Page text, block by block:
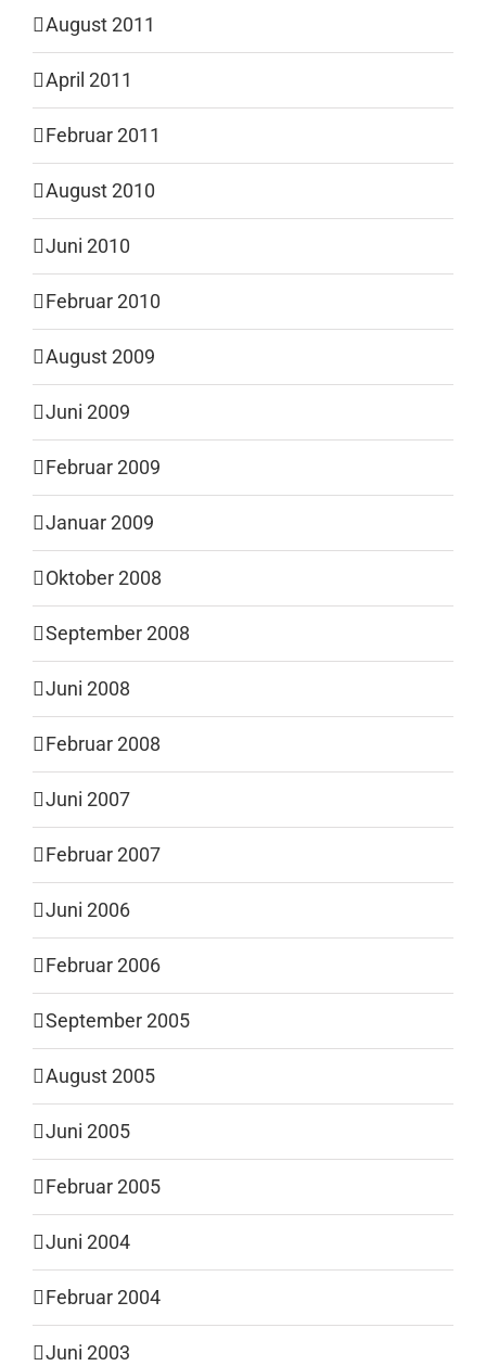
August 2011
April 2011
Februar 2011
August 2010
Juni 2010
Februar 2010
August 2009
Juni 2009
Februar 2009
Januar 2009
Oktober 2008
September 2008
Juni 2008
Februar 2008
Juni 2007
Februar 2007
Juni 2006
Februar 2006
September 2005
August 2005
Juni 2005
Februar 2005
Juni 2004
Februar 2004
Juni 2003